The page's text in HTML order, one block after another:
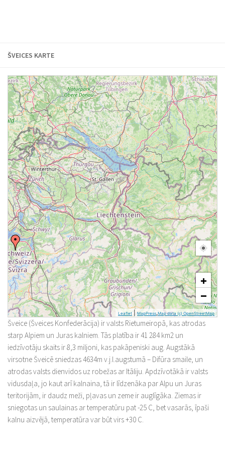
ŠVEICES KARTE
+
−
Leaflet |MapPress,Map data (c) OpenStreetMap
Šveice (Šveices Konfederācija) ir valsts Rietumeiropā, kas atrodas
starp Alpiem un Juras kalniem. Tās platība ir 41 284 km2 un
iedzīvotāju skaits ir 8,3 miljoni, kas pakāpeniski aug. Augstākā
virsotne Šveicē sniedzas 4634m v.j.l.augstumā – Difūra smaile, un
atrodas valsts dienvidos uz robežas ar Itāliju. Apdzīvotākā ir valsts
vidusdaļa, jo kaut arī kalnaina, tā ir līdzenāka par Alpu un Juras
teritorijām, ir daudz meži, pļavas un zeme ir auglīgāka. Ziemas ir
sniegotas un saulainas ar temperatūru pat -25 C, bet vasarās, īpaši
kalnu aizvējā, temperatūra var būt virs +30 C.